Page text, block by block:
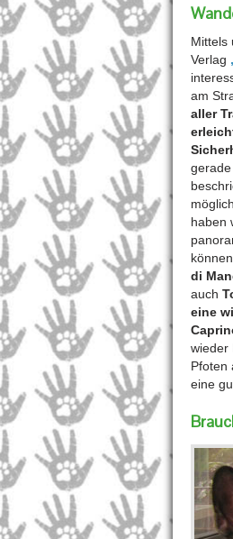
Mittels
Verlag
am
aller
haben
di
auch
eine
wieder
Pfoten
eine